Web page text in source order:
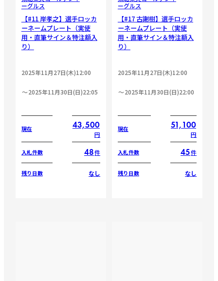
ーグルス
【#11 岸孝之】選手ロッカ
ーネームプレート（実使
用・直筆サイン＆特注額入
り）
2025年11月27日(木)12:00
2025年11月30日(日)22:05
現在 43,500
円
入札件数 48件
残り日数 なし
ーグルス
【#17 古謝樹】選手ロッカ
ーネームプレート（実使
用・直筆サイン＆特注額入
り）
2025年11月27日(木)12:00
2025年11月30日(日)22:00
現在 51,100
円
入札件数 45件
残り日数 なし